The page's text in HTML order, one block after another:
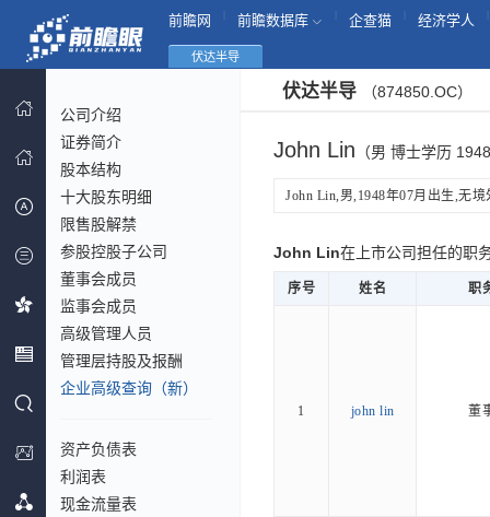
前瞻网 前瞻数据库 企查猫 经济学人
伏达半导
公司介绍
证券简介
股本结构
十大股东明细
限售股解禁
参股控股子公司
董事会成员
监事会成员
高级管理人员
管理层持股及报酬
企业高级查询（新）
资产负债表
利润表
现金流量表
伏达半导 （874850.OC）
John Lin （男 博士学历
John Lin,男,1948年07月出生,无
John Lin在上市公司担任的职
序号 姓名 职
1 john lin 董